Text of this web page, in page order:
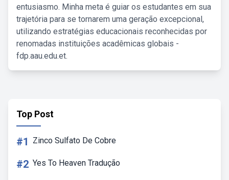
entusiasmo. Minha meta é guiar os estudantes em sua
trajetória para se tornarem uma geração excepcional,
utilizando estratégias educacionais reconhecidas por
renomadas instituições acadêmicas globais -
fdp.aau.edu.et.
Top Post
#1 Zinco Sulfato De Cobre
#2 Yes To Heaven Tradução